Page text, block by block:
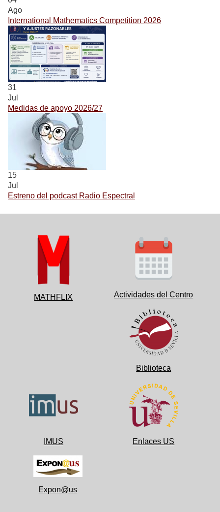
Ago
International Mathematics Competition 2026
31
Jul
Medidas de apoyo 2026/27
15
Jul
Estreno del podcast Radio Espectral
MATHFLIX Actividades del Centro
Biblioteca
IMUS Enlaces US
Expon@us